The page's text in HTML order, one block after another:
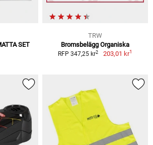
SET
TRW
Bromsbelägg Organiska
RFP 347,25 kr2 203,01 kr1